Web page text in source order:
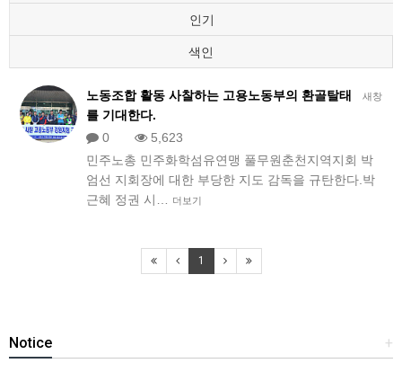
인기
색인
새창
노동조합 활동 사찰하는 고용노동부의 환골탈태
를 기대한다.
0
5,623
민주노총 민주화학섬유연맹 풀무원춘천지역지회 박
엄선 지회장에 대한 부당한 지도 감독을 규탄한다.박
근혜 정권 시…
더보기
1
+
Notice